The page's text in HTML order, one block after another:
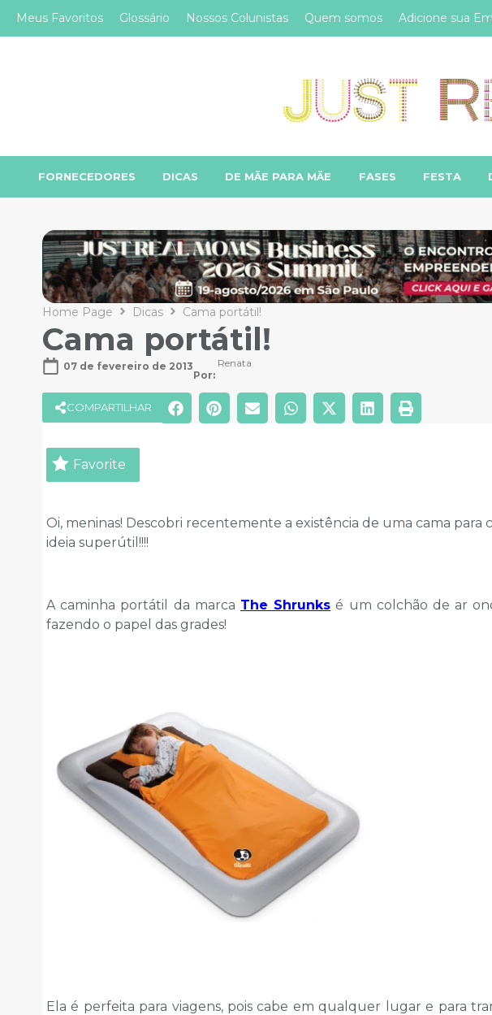
Meus Favoritos Glossário Nossos Colunistas Quem somos Adicione sua
FORNECEDORES DICAS DE MÃE PARA MÃE FASES FESTA
Home Page Dicas Cama portátil!
Cama portátil!
07 de fevereiro de 2013
Por:
Renata
COMPARTILHAR
Favorite
Oi, meninas! Descobri recentemente a existência de uma cama para
ideia superútil!!!!
A caminha portátil da marca The Shrunks é um colchão de ar
fazendo o papel das grades!
Ela é perfeita para viagens, pois cabe em qualquer lugar e para